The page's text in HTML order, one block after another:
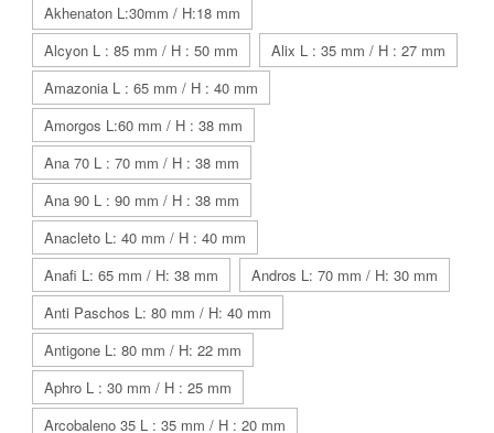
Akhenaton L:30mm / H:18 mm
Alcyon L : 85 mm / H : 50 mm
Alix L : 35 mm / H : 27 mm
Amazonia L : 65 mm / H : 40 mm
Amorgos L:60 mm / H : 38 mm
Ana 70 L : 70 mm / H : 38 mm
Ana 90 L : 90 mm / H : 38 mm
Anacleto L: 40 mm / H : 40 mm
Anafi L: 65 mm / H: 38 mm
Andros L: 70 mm / H: 30 mm
Anti Paschos L: 80 mm / H: 40 mm
Antigone L: 80 mm / H: 22 mm
Aphro L : 30 mm / H : 25 mm
Arcobaleno 35 L : 35 mm / H : 20 mm